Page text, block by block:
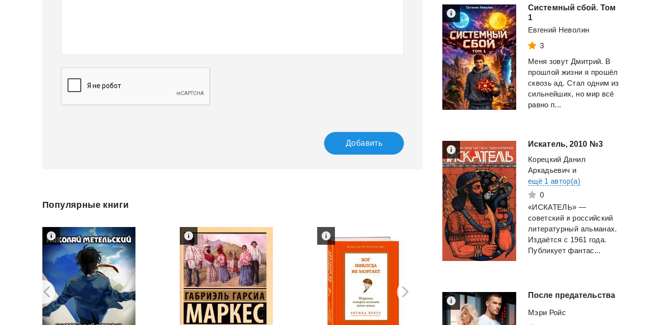
Добавить
Популярные книги
Системный сбой. Том
1
Евгений Неволин
3
Меня зовут Дмитрий. В
прошлой жизни я прошёл
сквозь ад. Стал одним из
сильнейших, но мир всё
равно п...
Искатель, 2010 №3
Корецкий Данил
Аркадьевич и
ещё 1 автор(а)
0
«ИСКАТЕЛЬ» —
советский и российский
литературный альманах.
Издаётся с 1961 года.
Публикует фантас...
После предательства
Мэри Ройс